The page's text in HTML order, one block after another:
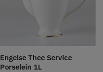
Engelse Thee Service
Porselein 1L